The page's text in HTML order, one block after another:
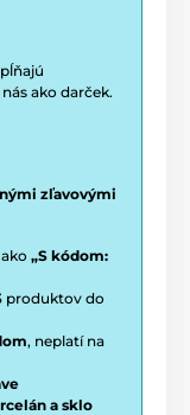
ako darček.
zľavovými
„S kódom:
produktov do
, neplatí na
a sklo